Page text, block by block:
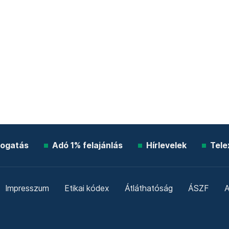
Adó 1% felajánlás Hírlevelek
Impresszum Etikai kódex Átláthatóság ÁSZF